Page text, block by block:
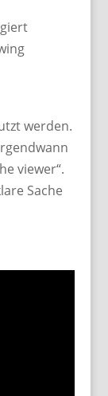
werden.
viewer“.
Sache